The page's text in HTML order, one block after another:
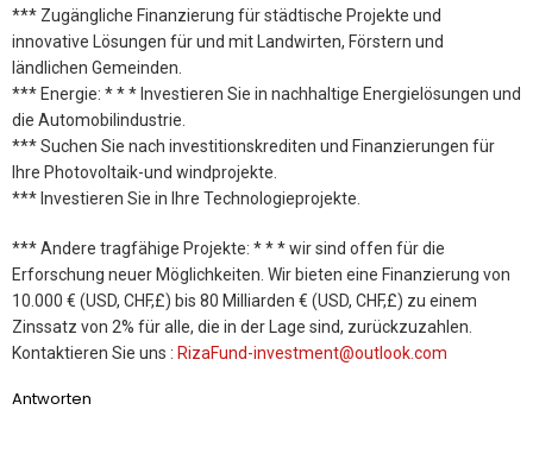
*** Zugängliche Finanzierung für städtische Projekte und
innovative Lösungen für und mit Landwirten, Förstern und
ländlichen Gemeinden.
*** Energie: * * * Investieren Sie in nachhaltige Energielösungen und
die Automobilindustrie.
*** Suchen Sie nach investitionskrediten und Finanzierungen für
Ihre Photovoltaik-und windprojekte.
*** Investieren Sie in Ihre Technologieprojekte.
*** Andere tragfähige Projekte: * * * wir sind offen für die
Erforschung neuer Möglichkeiten. Wir bieten eine Finanzierung von
10.000 € (USD, CHF,£) bis 80 Milliarden € (USD, CHF,£) zu einem
Zinssatz von 2% für alle, die in der Lage sind, zurückzuzahlen.
Kontaktieren Sie uns : RizaFund-investment@outlook.com
Antworten